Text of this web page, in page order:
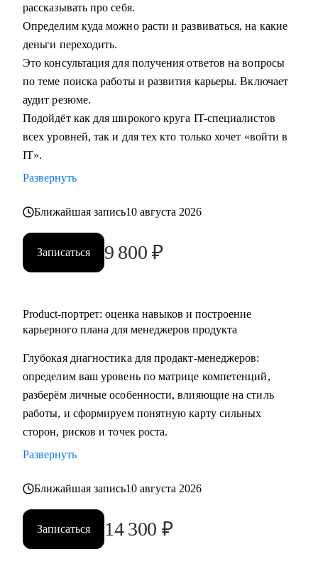
рассказывать про себя.
Определим куда можно расти и развиваться, на какие
деньги переходить.
Это консультация для получения ответов на вопросы
по теме поиска работы и развития карьеры. Включает
аудит резюме.
Подойдёт как для широкого круга IT-специалистов
всех уровней, так и для тех кто только хочет «войти в
IT».
Развернуть
Ближайшая запись10 августа 2026
Записаться 9 800 ₽
Product‑портрет: оценка навыков и построение
карьерного плана для менеджеров продукта
Глубокая диагностика для продакт‑менеджеров:
определим ваш уровень по матрице компетенций,
разберём личные особенности, влияющие на стиль
работы, и сформируем понятную карту сильных
сторон, рисков и точек роста.
Развернуть
Ближайшая запись10 августа 2026
Записаться 14 300 ₽